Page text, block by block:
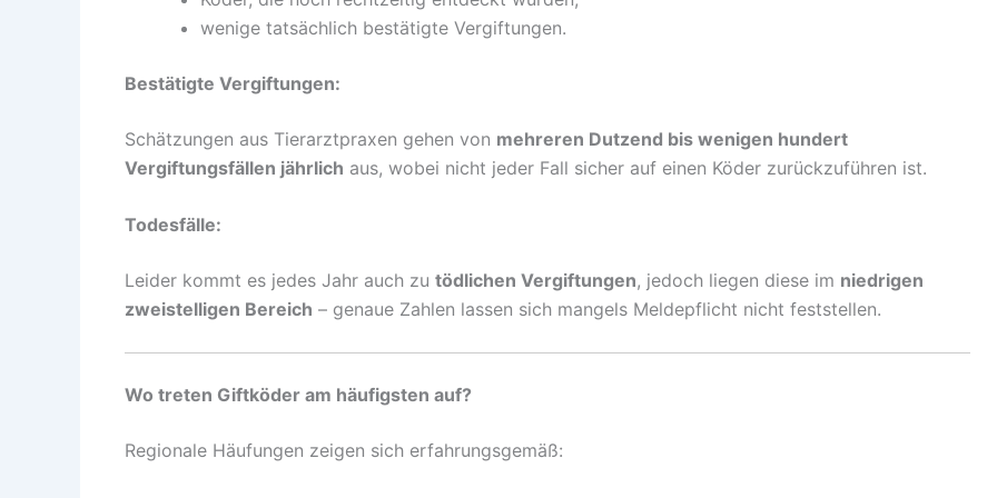
wenige tatsächlich bestätigte Vergiftungen.
Bestätigte Vergiftungen:
Schätzungen aus Tierarztpraxen gehen von mehreren Dutzend bis wenigen hundert
Vergiftungsfällen jährlich aus, wobei nicht jeder Fall sicher auf einen Köder zurückzuführen ist.
Todesfälle:
Leider kommt es jedes Jahr auch zu tödlichen Vergiftungen, jedoch liegen diese im niedrigen
zweistelligen Bereich – genaue Zahlen lassen sich mangels Meldepflicht nicht feststellen.
Wo treten Giftköder am häufigsten auf?
Regionale Häufungen zeigen sich erfahrungsgemäß: